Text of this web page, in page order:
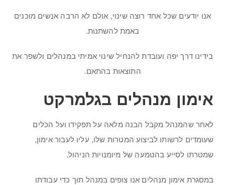
אנו יודעים שכל אחד רוצה שינוי, אולם לא הרבה אנשים מוכנים
באמת להשתנות.
בידינו דרך יפה ועובדת להנחיל שינוי אמיתי במנהלים ולשפר את
התוצאות בהתאם.
אימון מנהלים בגלמרקט
לאחר שהמנהל מקבל הבנה מלאה על תפקידו ועל הכלים
שעומדים לרשותו לביצוע המטרות שלו, עליו לעבור אימון,
שמטרתו לסייע בהטמעה של מיומנויות הניהול.
במסגרת אימון מנהלים אנו צופים במנהל תוך כדי עבודתו